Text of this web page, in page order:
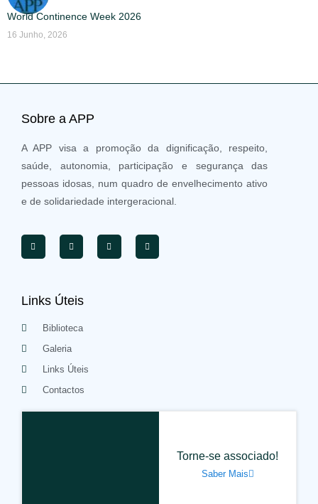
World Continence Week 2026
16 Junho, 2026
Sobre a APP
A APP visa a promoção da dignificação, respeito,
saúde, autonomia, participação e segurança das
pessoas idosas, num quadro de envelhecimento ativo
e de solidariedade intergeracional.
Links Úteis
Biblioteca
Galeria
Links Úteis
Contactos
Torne-se associado!
Saber Mais